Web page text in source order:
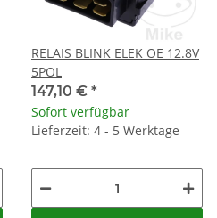
RELAIS BLINK ELEK OE 12.8V
5POL
147,10 € *
Sofort verfügbar
Lieferzeit: 4 - 5 Werktage